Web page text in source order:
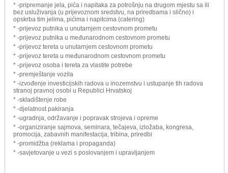
* -pripremanje jela, pića i napitaka za potrošnju na drugom mjestu sa ili
bez usluživanja (u prijevoznom sredstvu, na priredbama i slično) i
opskrba tim jelima, pićima i napitcima (catering)
* -prijevoz putnika u unutarnjem cestovnom prometu
* -prijevoz putnika u međunarodnom cestovnom prometu
* -prijevoz tereta u unutarnjem cestovnom prometu
* -prijevoz tereta u međunarodnom cestovnom prometu
* -prijevoz osoba i tereta za vlastite potrebe
* -premještanje vozila
* -izvođenje investicijskih radova u inozemstvu i ustupanje tih radova
stranoj pravnoj osobi u Republici Hrvatskoj
* -skladištenje robe
* -djelatnost pakiranja
* -ugradnja, održavanje i popravak strojeva i opreme
* -organiziranje sajmova, seminara, tečajeva, izložaba, kongresa,
promocija, zabavnih manifestacija, tribina, priredbi
* -promidžba (reklama i propaganda)
* -savjetovanje u vezi s poslovanjem i upravljanjem